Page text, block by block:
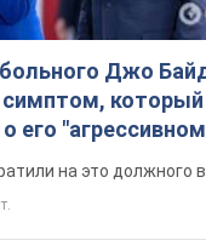
Джо
симптом, который
его
на это должного